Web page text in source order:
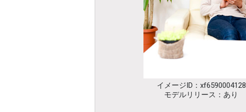
イメージID：xf6590004128
モデルリリース：あり